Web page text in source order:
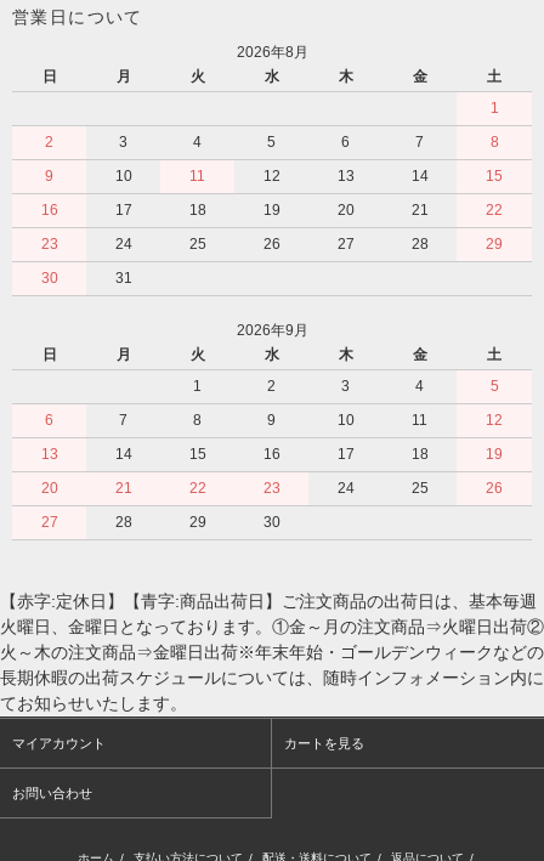
営業日について
2026年8月
日
月 火 水 木 金
土
1
2
3 4 5 6 7
8
9
10 11 12 13 14
15
16
17 18 19 20 21
22
23
24 25 26 27 28
29
30
31
2026年9月
日
月 火 水 木 金
土
1
2 3 4
5
6
7 8 9 10 11
12
13
14 15 16 17 18
19
20
21 22 23 24 25
26
27
28 29 30
【赤字:定休日】【青字:商品出荷日】ご注文商品の出荷日は、基本毎週
火曜日、金曜日となっております。①金～月の注文商品⇒火曜日出荷②
火～木の注文商品⇒金曜日出荷※年末年始・ゴールデンウィークなどの
長期休暇の出荷スケジュールについては、随時インフォメーション内に
てお知らせいたします。
マイアカウント カートを見る
お問い合わせ